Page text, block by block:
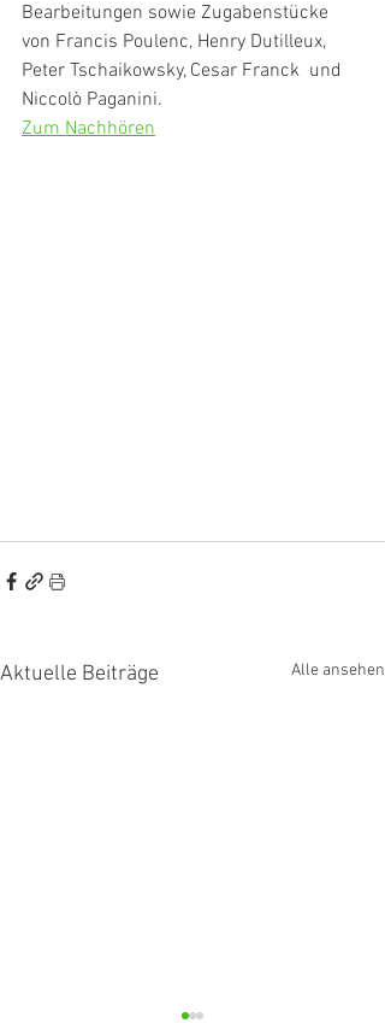
Bearbeitungen sowie Zugabenstücke
von Francis Poulenc, Henry Dutilleux,
Peter Tschaikowsky, Cesar Franck  und
Niccolò Paganini.
Zum Nachhören
Aktuelle Beiträge Alle ansehen